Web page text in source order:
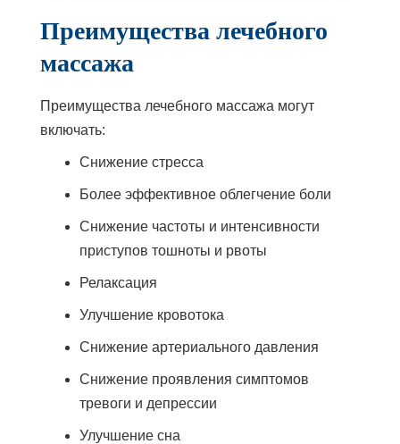
Преимущества лечебного
массажа
Преимущества лечебного массажа могут
включать:
Снижение стресса
Более эффективное облегчение боли
Снижение частоты и интенсивности
приступов тошноты и рвоты
Релаксация
Улучшение кровотока
Снижение артериального давления
Снижение проявления симптомов
тревоги и депрессии
Улучшение сна